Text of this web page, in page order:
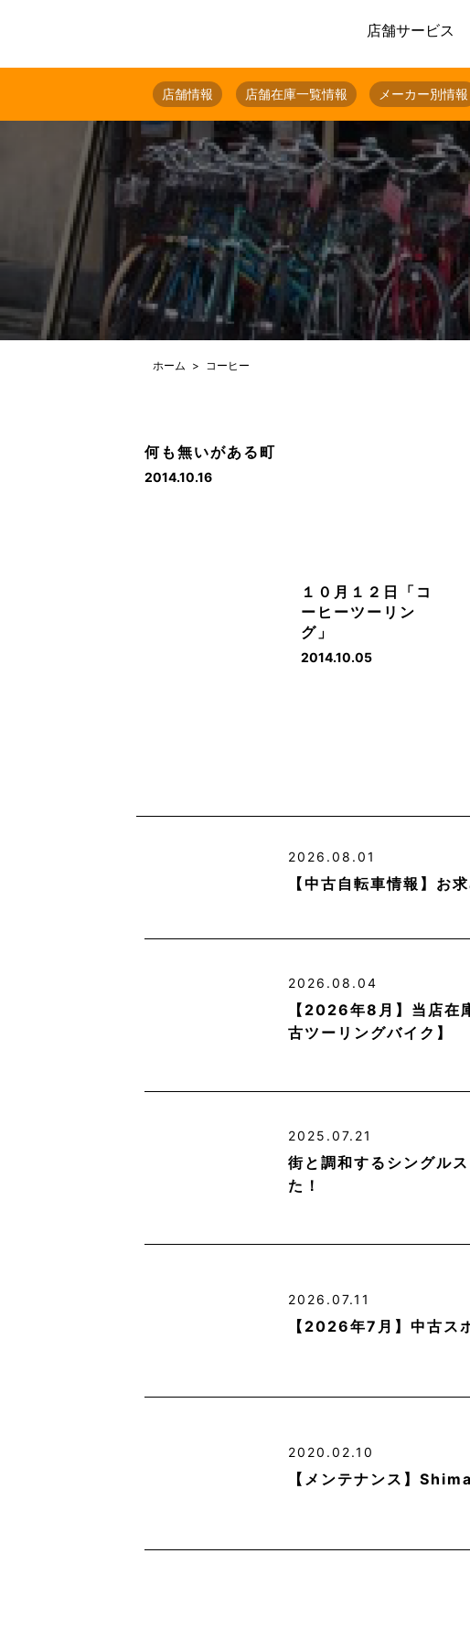
店舗サービス
店舗情報 店舗在庫一覧情報 メーカー別情報
ホーム コーヒー
何も無いがある町
2014.10.16
１０月１２日「コ
ーヒーツーリン
グ」
2014.10.05
2026.08.01
【中古自転車情報】お
2026.08.04
【2026年8月】当店在
古ツーリングバイク】
2025.07.21
街と調和するシングル
た！
2026.07.11
【2026年7月】中古ス
2020.02.10
【メンテナンス】